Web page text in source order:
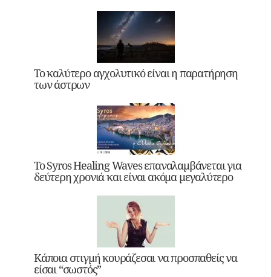
Το καλύτερο αγχολυτικό είναι η παρατήρηση
των άστρων
Το Syros Healing Waves επαναλαμβάνεται για
δεύτερη χρονιά και είναι ακόμα μεγαλύτερο
Κάποια στιγμή κουράζεσαι να προσπαθείς να
είσαι “σωστός”